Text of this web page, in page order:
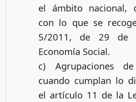
el ámbito nacional,
con lo que se
5/2011, de 29 de
Economía Social.
c) Agrupaciones
cuando cumplan lo
el artículo 11 de la